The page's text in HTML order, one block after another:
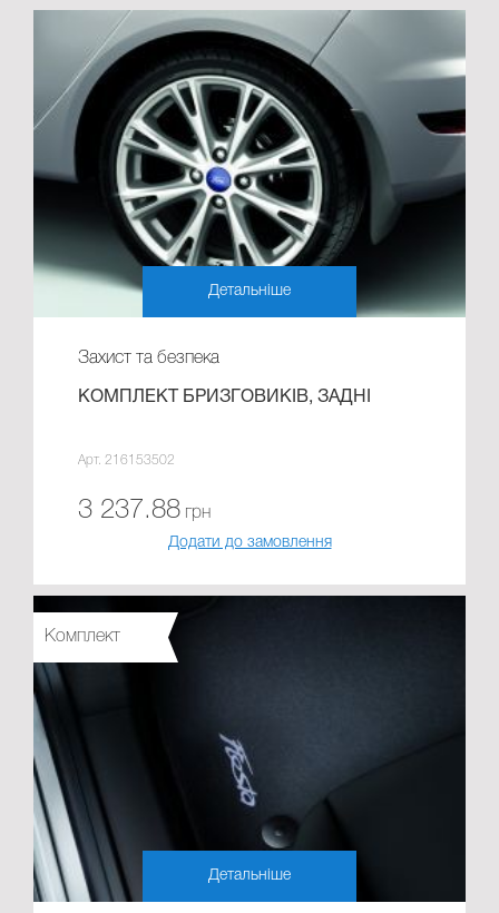
Детальніше
Захист та безпека
КОМПЛЕКТ БРИЗГОВИКІВ, ЗАДНІ
Арт. 216153502
3 237.88 грн
Додати до замовлення
Комплект
Детальніше